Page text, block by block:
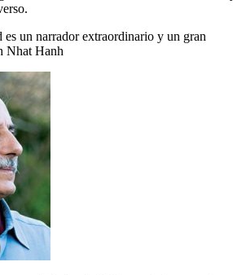
un narrador extraordinario y un gran
Nhat Hanh